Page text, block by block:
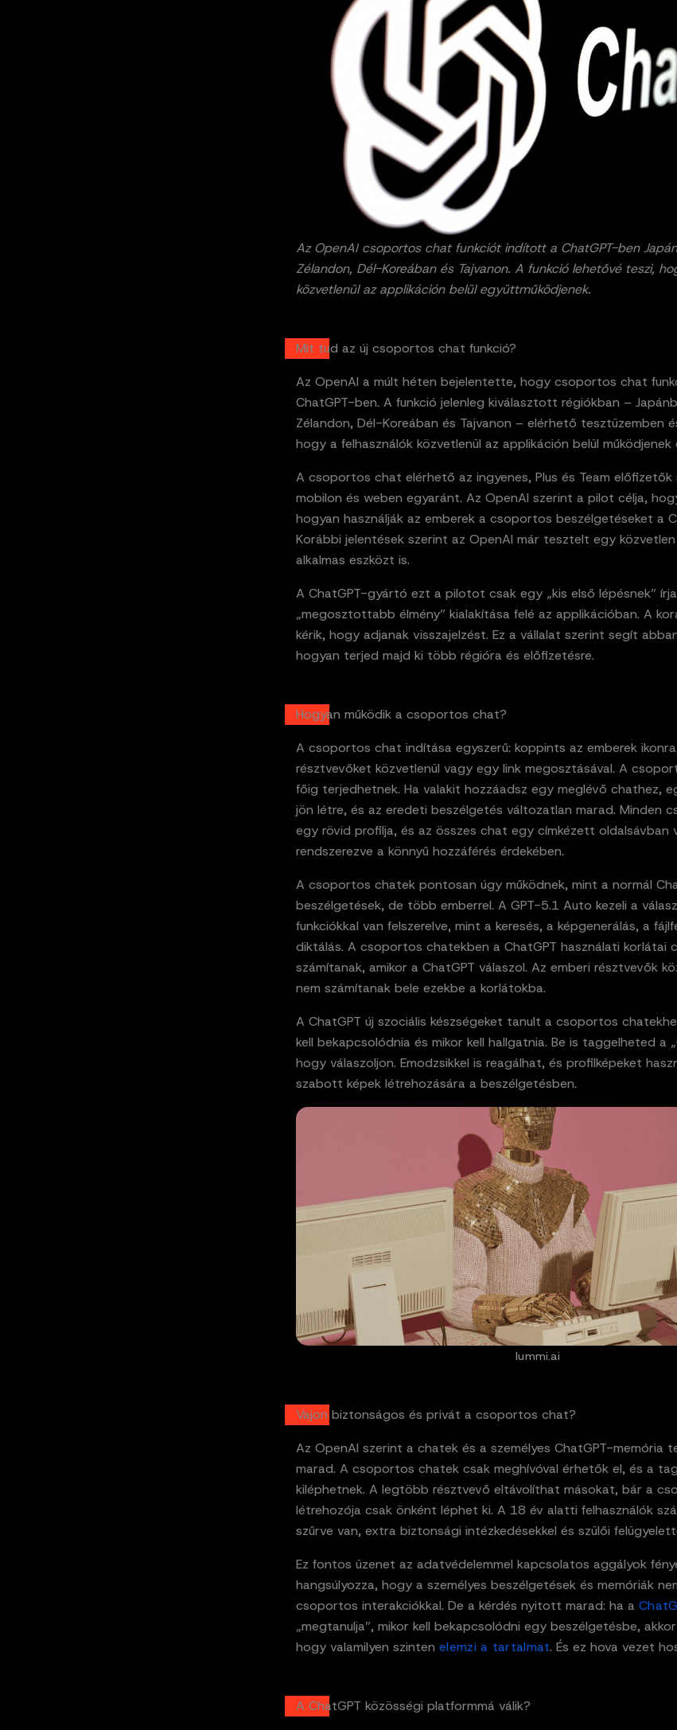
Az OpenAI csoportos chat funkciót indított a ChatGPT-ben
Zélandon, Dél-Koreában és Tajvanon. A funkció lehetővé teszi,
közvetlenül az applikáción belül együttműködjenek.
Mit tud az új csoportos chat funkció?
Az OpenAI a múlt héten bejelentette, hogy csoportos chat
ChatGPT-ben. A funkció jelenleg kiválasztott régiókban –
Zélandon, Dél-Koreában és Tajvanon – elérhető tesztüzemben
hogy a felhasználók közvetlenül az applikáción belül
A csoportos chat elérhető az ingyenes, Plus és Team előfizetők
mobilon és weben egyaránt. Az OpenAI szerint a pilot célja,
hogyan használják az emberek a csoportos beszélgetéseket a
Korábbi jelentések szerint az OpenAI már tesztelt egy
alkalmas eszközt is.
A ChatGPT-gyártó ezt a pilotot csak egy „kis első lépésnek”
„megosztottabb élmény” kialakítása felé az applikációban. A
kérik, hogy adjanak visszajelzést. Ez a vállalat szerint segít
hogyan terjed majd ki több régióra és előfizetésre.
Hogyan működik a csoportos chat?
A csoportos chat indítása egyszerű: koppints az emberek
résztvevőket közvetlenül vagy egy link megosztásával. A
főig terjedhetnek. Ha valakit hozzáadsz egy meglévő chathez,
jön létre, és az eredeti beszélgetés változatlan marad. Minden
egy rövid profilja, és az összes chat egy címkézett oldalsávban
rendszerezve a könnyű hozzáférés érdekében.
A csoportos chatek pontosan úgy működnek, mint a normál
beszélgetések, de több emberrel. A GPT-5.1 Auto kezeli a
funkciókkal van felszerelve, mint a keresés, a képgenerálás, a
diktálás. A csoportos chatekben a ChatGPT használati korlátai
számítanak, amikor a ChatGPT válaszol. Az emberi résztvevők
nem számítanak bele ezekbe a korlátokba.
A ChatGPT új szociális készségeket tanult a csoportos
kell bekapcsolódnia és mikor kell hallgatnia. Be is taggelheted a
hogy válaszoljon. Emodzsikkel is reagálhat, és profilképeket
szabott képek létrehozására a beszélgetésben.
lummi.ai
Vajon biztonságos és privát a csoportos chat?
Az OpenAI szerint a chatek és a személyes ChatGPT-memória
marad. A csoportos chatek csak meghívóval érhetők el, és a
kiléphetnek. A legtöbb résztvevő eltávolíthat másokat, bár a
létrehozója csak önként léphet ki. A 18 év alatti felhasználók
szűrve van, extra biztonsági intézkedésekkel és szülői
Ez fontos üzenet az adatvédelemmel kapcsolatos aggályok
hangsúlyozza, hogy a személyes beszélgetések és memóriák
csoportos interakciókkal. De a kérdés nyitott marad: ha a
„megtanulja”, mikor kell bekapcsolódni egy beszélgetésbe,
hogy valamilyen szinten elemzi a tartalmat. És ez hova vezet
A ChatGPT közösségi platformmá válik?